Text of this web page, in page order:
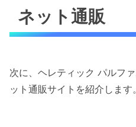
ネット通販
次に、ヘレティック パルフ
ット通販サイトを紹介します。